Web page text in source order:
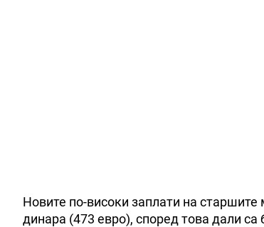
Новите по-високи заплати на
динара (473 евро), според това дали